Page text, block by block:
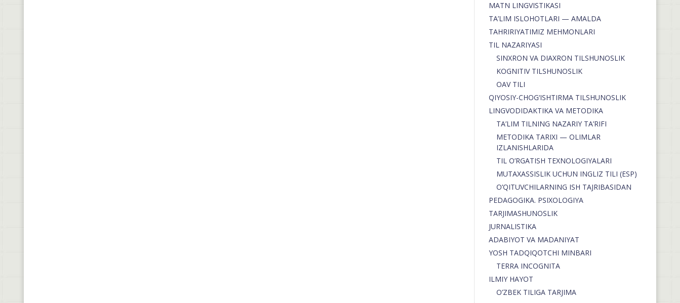
MATN LINGVISTIKASI
TA’LIM ISLOHOTLARI — AMALDA
TAHRIRIYATIMIZ MEHMONLARI
TIL NAZARIYASI
SINXRON VA DIAXRON TILSHUNOSLIK
KOGNITIV TILSHUNOSLIK
OAV TILI
QIYOSIY-CHOG‘ISHTIRMA TILSHUNOSLIK
LINGVODIDAKTIKA VA METODIKA
TA’LIM TILNING NAZARIY TA’RIFI
METODIKA TARIXI — OLIMLAR
IZLANISHLARIDA
TIL O’RGATISH TEXNOLOGIYALARI
MUTAXASSISLIK UCHUN INGLIZ TILI (ESP)
O’QITUVCHILARNING ISH TAJRIBASIDAN
PEDAGOGIKA. PSIXOLOGIYA
TARJIMASHUNOSLIK
JURNALISTIKA
ADABIYOT VA MADANIYAT
YOSH TADQIQOTCHI MINBARI
TERRA INCOGNITA
ILMIY HAYOT
O’ZBEK TILIGA TARJIMA